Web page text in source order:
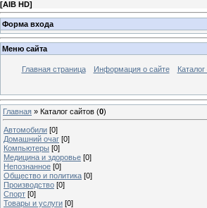
[AIB HD]
Форма входа
Меню сайта
Главная страница Информация о сайте
Главная » Каталог сайтов (0)
Автомобили [0]
Домашний очаг [0]
Компьютеры [0]
Медицина и здоровье [0]
Непознанное [0]
Общество и политика [0]
Производство [0]
Спорт [0]
Товары и услуги [0]